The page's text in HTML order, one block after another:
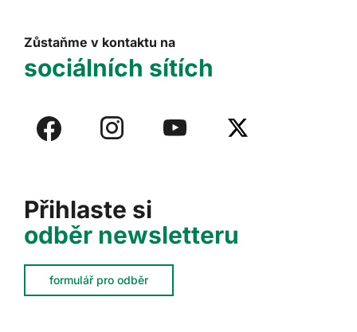
Přihlaste si
odběr newsletteru
formulář pro odběr
Zůstaňme v kontaktu na
sociálních sítích